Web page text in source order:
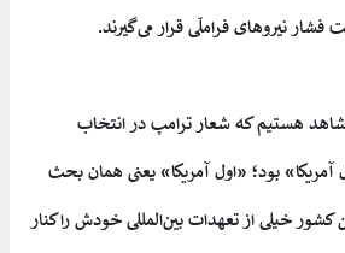
نیروهای فراملّی قرار می‌گیرند.
هستیم که شعار ترامپ در انتخاب
بود؛ «اول آمریکا» یعنی همان بحث
کشور خیلی از تعهدات بین‌المللی خودش را کنار